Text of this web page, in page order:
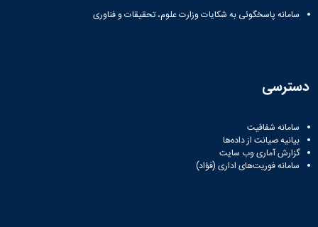
های
سامانه پاسخگوئی به شکایات وزارت علوم، تحقیقات و فناوری
دسترسی
سامانه شفافیت
بیانیه صیانت از داده‌ها
گزارش آماری وب‌ سایت
سامانه فوریت‌های اداری (فؤاد)